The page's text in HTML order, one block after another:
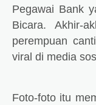
Pegawai Bank
Bicara. Akhir-
perempuan
viral di media
Foto-foto itu